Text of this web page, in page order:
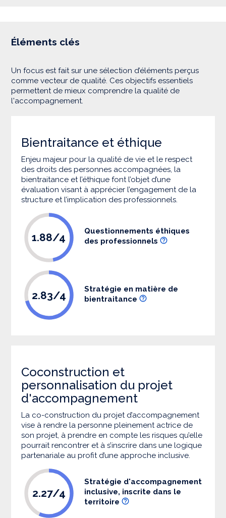
Éléments clés
Un focus est fait sur une sélection d’éléments perçus
comme vecteur de qualité. Ces objectifs essentiels
permettent de mieux comprendre la qualité de
l'accompagnement.
Bientraitance et éthique
Enjeu majeur pour la qualité de vie et le respect
des droits des personnes accompagnées, la
bientraitance et l’éthique font l’objet d’une
évaluation visant à apprécier l’engagement de la
structure et l’implication des professionnels.
1.88/4
Questionnements éthiques
des professionnels
2.83/4
Stratégie en matière de
bientraitance
Coconstruction et
personnalisation du projet
d'accompagnement
La co-construction du projet d’accompagnement
vise à rendre la personne pleinement actrice de
son projet, à prendre en compte les risques qu’elle
pourrait rencontrer et à s’inscrire dans une logique
partenariale au profit d’une approche inclusive.
2.27/4
Stratégie d'accompagnement
inclusive, inscrite dans le
territoire